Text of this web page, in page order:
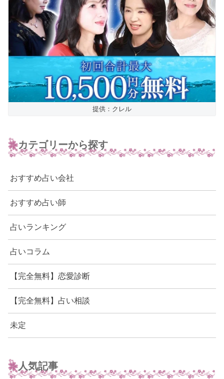
提供：クレル
カテゴリーから探す
おすすめ占い会社
おすすめ占い師
占いランキング
占いコラム
【完全無料】恋愛診断
【完全無料】占い相談
未定
人気記事